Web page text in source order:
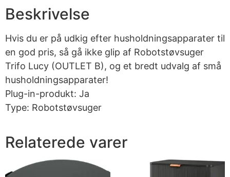
Beskrivelse
Hvis du er på udkig efter husholdningsapparater til
en god pris, så gå ikke glip af Robotstøvsuger
Trifo Lucy (OUTLET B), og et bredt udvalg af små
husholdningsapparater!
Plug-in-produkt: Ja
Type: Robotstøvsuger
Relaterede varer